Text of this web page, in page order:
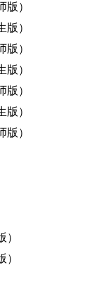
）
）
）
）
）
）
）